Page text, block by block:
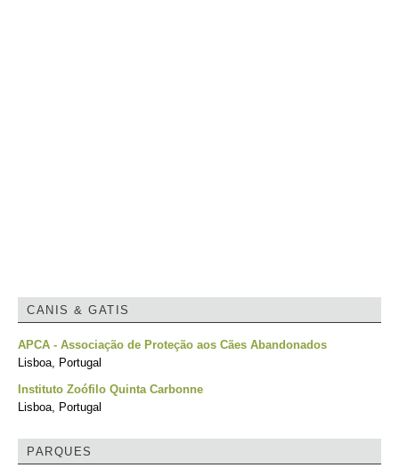
CANIS & GATIS
APCA - Associação de Proteção aos Cães Abandonados
Lisboa, Portugal
Instituto Zoófilo Quinta Carbonne
Lisboa, Portugal
PARQUES